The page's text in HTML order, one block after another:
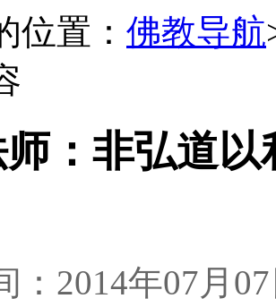
位置： 佛教导航
：非弘道
：2014年07月